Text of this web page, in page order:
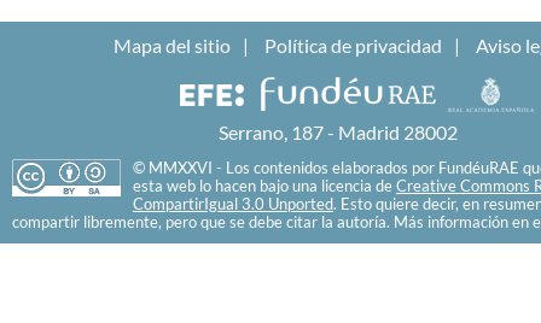
Mapa del sitio Política de privacidad Aviso
Serrano, 187 - Madrid 28002
© MMXXVI - Los contenidos elaborados por FundéuRAE
esta web lo hacen bajo una licencia de Creative Commons
CompartirIgual 3.0 Unported. Esto quiere decir, en
compartir libremente, pero que se debe citar la autoría. Más información en